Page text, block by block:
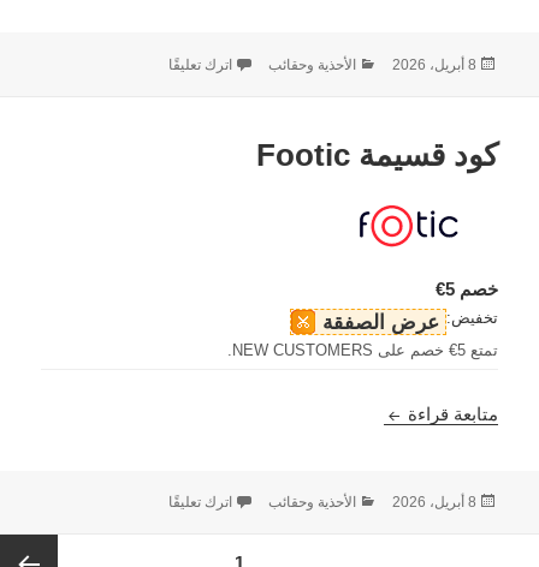
نُشرت
8 أبريل، 2026 التصنيفات
الأحذية وحقائب اترك تعليقًا
كود قسيمة Footic
خصم 5€
تخفيض: عرض الصفقة
تمتع 5€ خصم على NEW CUSTOMERS.
متابعة قراءة كود قسيمة Footic
نُشرت
8 أبريل، 2026 التصنيفات
الأحذية وحقائب اترك تعليقًا